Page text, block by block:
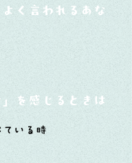
よく言われるあなたの
」を感じるときはどん
ている時